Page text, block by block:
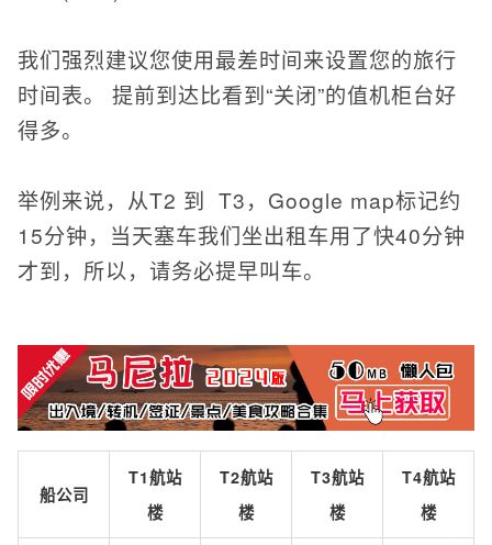
我们强烈建议您使用最差时间来设置您的旅行
时间表。 提前到达比看到“关闭”的值机柜台好
得多。
举例来说，从T2 到 T3，Google map标记约
15分钟，当天塞车我们坐出租车用了快40分钟
才到，所以，请务必提早叫车。
船公司
T1航站
楼
T2航站
楼
T3航站
楼
T4航站
楼